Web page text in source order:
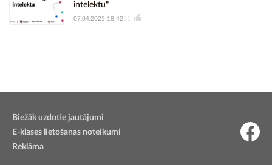
intelektu"
07.04.2025 18:42 51
Biežāk uzdotie jautājumi
E-klases lietošanas noteikumi
Reklāma